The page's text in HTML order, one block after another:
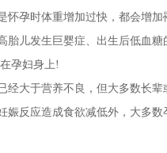
孕时体重增加过快，都会增加
胎儿发生巨婴症、出生后低血
孕妇身上!
大于营养不良，但大多数长辈
娠反应造成食欲减低外，大多